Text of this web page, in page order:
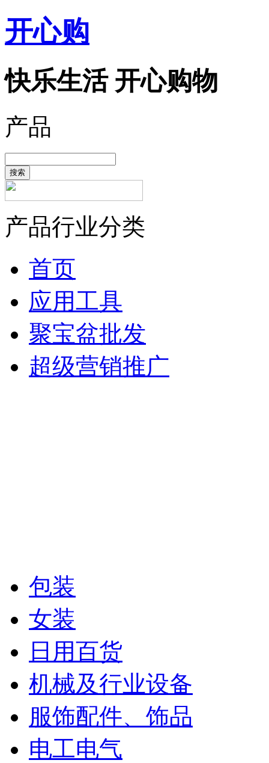
开心购
快乐生活 开心购物
产品
搜索
产品行业分类
首页
应用工具
聚宝盆批发
超级营销推广
包装
女装
日用百货
机械及行业设备
服饰配件、饰品
电工电气